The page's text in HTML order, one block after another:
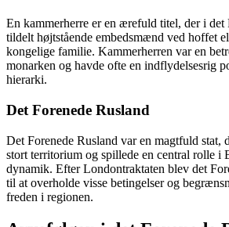
En kammerherre er en ærefuld titel, der i det
tildelt højtstående embedsmænd ved hoffet
kongelige familie. Kammerherren var en
monarken og havde ofte en indflydelsesrig
hierarki.
Det Forenede Rusland
Det Forenede Rusland var en magtfuld stat,
stort territorium og spillede en central rolle i
dynamik. Efter Londontraktaten blev det
til at overholde visse betingelser og
freden i regionen.